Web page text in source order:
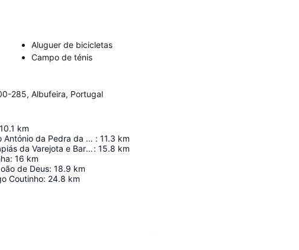
Aluguer de bicicletas
Campo de ténis
285, Albufeira, Portugal
10.1 km
Forte de Santo António da Pedra da Galé : 11.3 km
Campos de Lapiás da Varejota e Barrocal da Tôr: 15.8 km
: 16 km
de Deus: 18.9 km
Coutinho: 24.8 km